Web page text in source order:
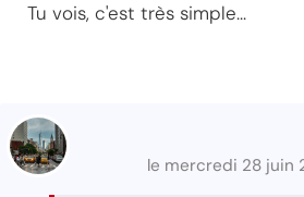
Tu vois, c'est très simple...
le mercredi 28 juin